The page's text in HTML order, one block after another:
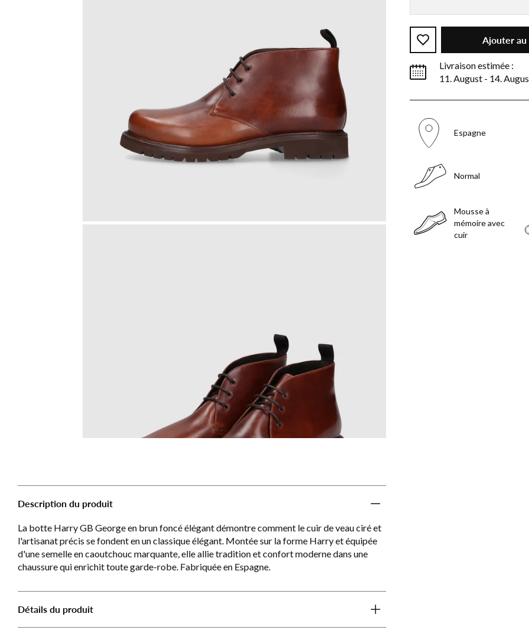
Ajouter au
Livraison estimée :
11. August - 14.
Espagne
Normal
Mousse à
mémoire avec
cuir
Description du produit
La botte Harry GB George en brun foncé élégant démontre comment le cuir de veau ciré et
l'artisanat précis se fondent en un classique élégant. Montée sur la forme Harry et équipée
d'une semelle en caoutchouc marquante, elle allie tradition et confort moderne dans une
chaussure qui enrichit toute garde-robe. Fabriquée en Espagne.
Détails du produit